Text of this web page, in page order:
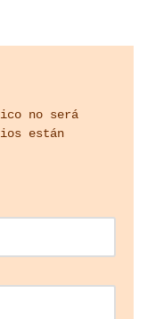
no será
están